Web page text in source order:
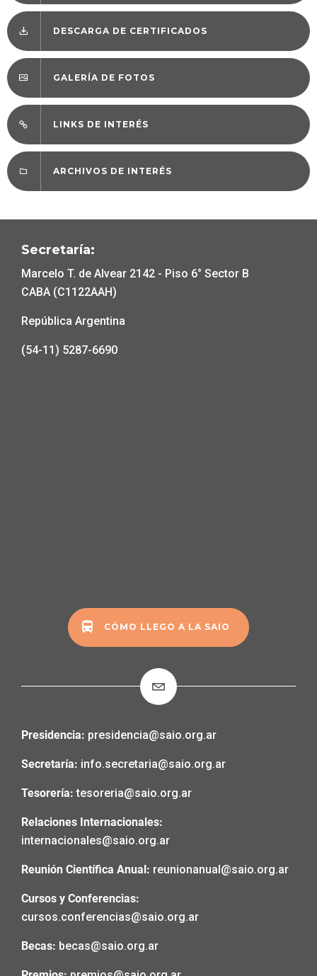
DESCARGA DE CERTIFICADOS
GALERÍA DE FOTOS
LINKS DE INTERÉS
ARCHIVOS DE INTERÉS
Secretaría:
Marcelo T. de Alvear 2142 - Piso 6° Sector B
CABA (C1122AAH)
República Argentina
(54-11) 5287-6690
CÓMO LLEGO A LA SAIO
Presidencia: presidencia@saio.org.ar
Secretaría: info.secretaria@saio.org.ar
Tesorería: tesoreria@saio.org.ar
Relaciones Internacionales:
internacionales@saio.org.ar
Reunión Científica Anual: reunionanual@saio.org.ar
Cursos y Conferencias:
cursos.conferencias@saio.org.ar
Becas: becas@saio.org.ar